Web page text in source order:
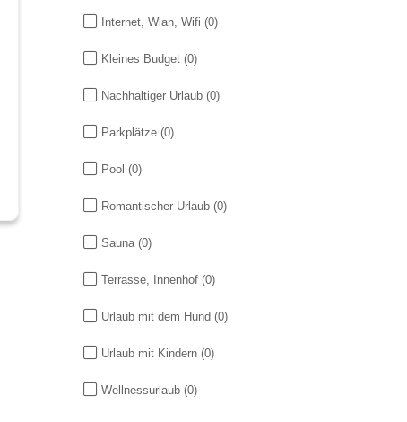
Internet, Wlan, Wifi (0)
Kleines Budget (0)
Nachhaltiger Urlaub (0)
Parkplätze (0)
Pool (0)
Romantischer Urlaub (0)
Sauna (0)
Terrasse, Innenhof (0)
Urlaub mit dem Hund (0)
Urlaub mit Kindern (0)
Wellnessurlaub (0)